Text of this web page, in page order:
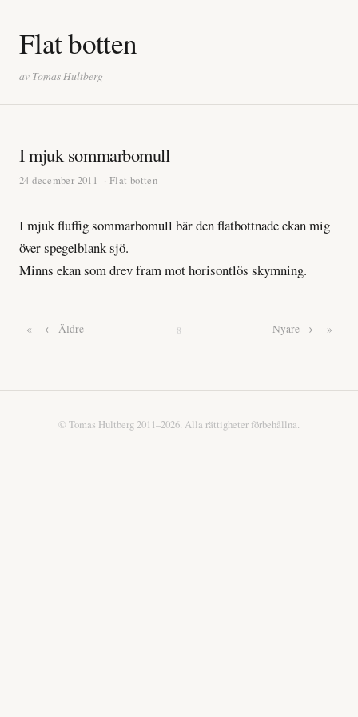
Flat botten
av Tomas Hultberg
I mjuk sommarbomull
24 december 2011 · Flat botten
I mjuk fluffig sommarbomull bär den flatbottnade ekan mig
över spegelblank sjö.
Minns ekan som drev fram mot horisontlös skymning.
« ← Äldre 8 Nyare → »
© Tomas Hultberg 2011–2026. Alla rättigheter förbehållna.